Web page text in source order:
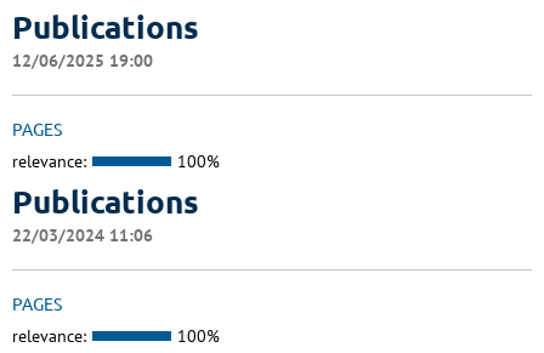
Publications
12/06/2025 19:00
PAGES
relevance: 100%
Publications
22/03/2024 11:06
PAGES
relevance: 100%